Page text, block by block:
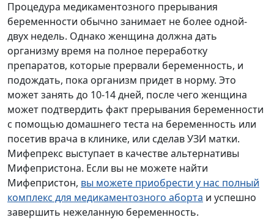
Процедура медикаментозного прерывания
беременности обычно занимает не более одной-
двух недель. Однако женщина должна дать
организму время на полное переработку
препаратов, которые прервали беременность, и
подождать, пока организм придет в норму. Это
может занять до 10-14 дней, после чего женщина
может подтвердить факт прерывания беременности
с помощью домашнего теста на беременность или
посетив врача в клинике, или сделав УЗИ матки.
Мифепрекс выступает в качестве альтернативы
Мифепристона. Если вы не можете найти
Мифепристон, вы можете приобрести у нас полный
комплекс для медикаментозного аборта и успешно
завершить нежеланную беременность.